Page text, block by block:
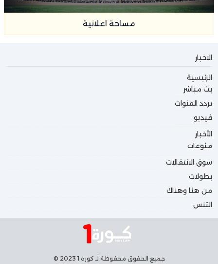
مساحة اعلانية
الاخبار
الرئيسية
بث مباشر
تردد القنوات
فيديو
الأخبار
منوعات
سوق الانتقالات
بطولات
من هنا وهناك
التنس
جميع الحقوق محفوظة لـ كورة 1 2023 ©